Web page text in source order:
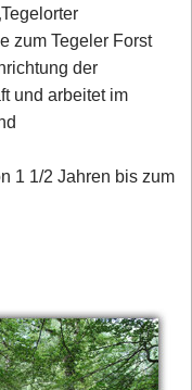
zum Tegeler Forst
der
und arbeitet im
1 1/2 Jahren bis zum